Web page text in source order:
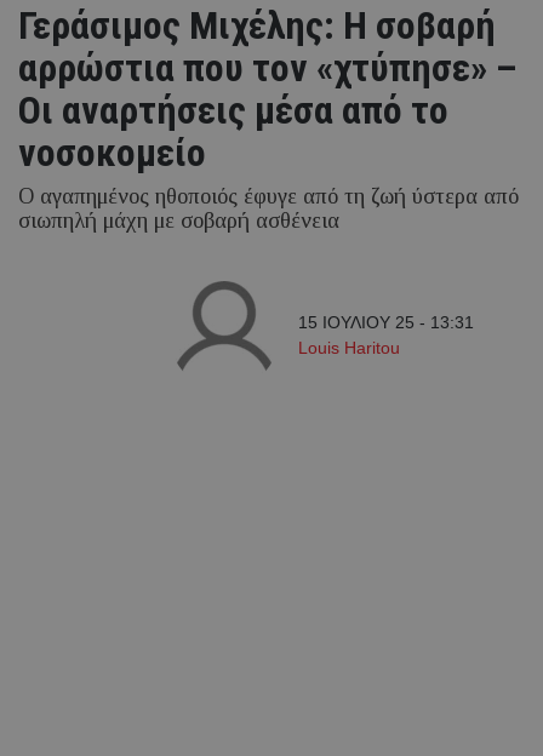
Γεράσιμος Μιχέλης: Η σοβαρή
αρρώστια που τον «χτύπησε» –
Οι αναρτήσεις μέσα από το
νοσοκομείο
Ο αγαπημένος ηθοποιός έφυγε από τη ζωή ύστερα από
σιωπηλή μάχη με σοβαρή ασθένεια
15 ΙΟΥΛΙΟΥ 25 - 13:31
Louis Haritou